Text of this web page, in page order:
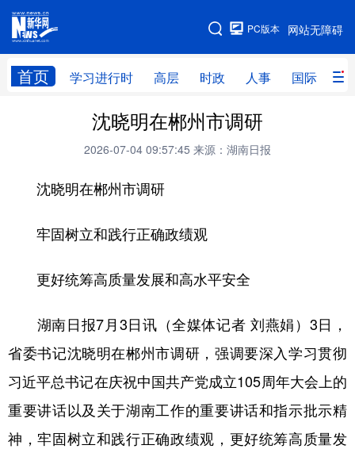
网站无障碍
PC版本
首页 学习进行时 高层 时政 人事 国际 财
网站地图
高层 时政
财经 网评
台湾 思客智库
访谈 视频 图片
法律 中央文件 金融 汽车
食品 人居 信息化 数字经济
学术中国 乡村振兴 银龄 溯源中国
城市 旅游 能源 会展
沈晓明在郴州市调研
2026-07-04 09:57:45 来源：湖南日报
沈晓明在郴州市调研
牢固树立和践行正确政绩观
更好统筹高质量发展和高水平安全
湖南日报7月3日讯（全媒体记者 刘燕娟）3日，
省委书记沈晓明在郴州市调研，强调要深入学习贯彻
习近平总书记在庆祝中国共产党成立105周年大会上的
重要讲话以及关于湖南工作的重要讲话和指示批示精
神，牢固树立和践行正确政绩观，更好统筹高质量发